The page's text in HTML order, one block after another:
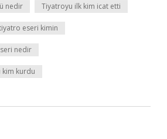
nedir Tiyatroyu ilk kim icat etti
eseri kimin
nedir
kurdu